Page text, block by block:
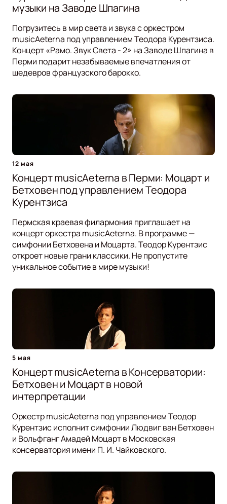
музыки на Заводе Шпагина
Погрузитесь в мир света и звука с оркестром
musicAeterna под управлением Теодора Курентзиса.
Концерт «Рамо. Звук Света - 2» на Заводе Шпагина в
Перми подарит незабываемые впечатления от
шедевров французского барокко.
12 мая
Концерт musicAeterna в Перми: Моцарт и
Бетховен под управлением Теодора
Курентзиса
Пермская краевая филармония приглашает на
концерт оркестра musicAeterna. В программе —
симфонии Бетховена и Моцарта. Теодор Курентзис
откроет новые грани классики. Не пропустите
уникальное событие в мире музыки!
5 мая
Концерт musicAeterna в Консерватории:
Бетховен и Моцарт в новой
интерпретации
Оркестр musicAeterna под управлением Теодор
Курентзис исполнит симфонии Людвиг ван Бетховен
и Вольфганг Амадей Моцарт в Московская
консерватория имени П. И. Чайковского.